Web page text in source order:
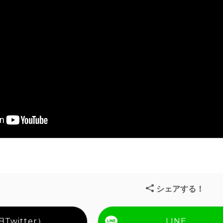
シェアする！
Twitter） LINE